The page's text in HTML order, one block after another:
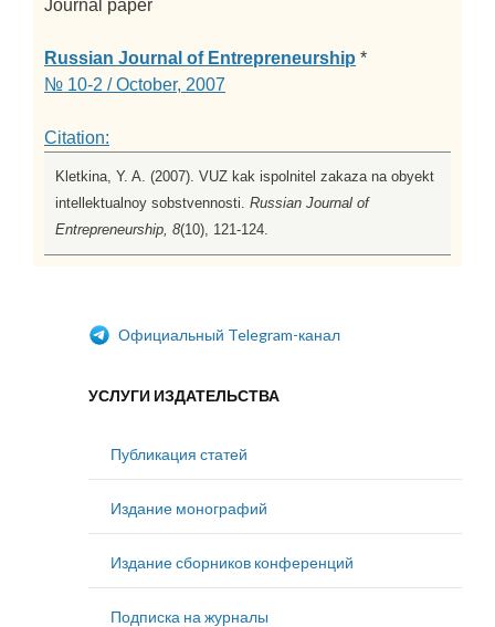
Journal paper
Russian Journal of Entrepreneurship *
№ 10-2 / October, 2007
Citation:
Kletkina, Y. A. (2007). VUZ kak ispolnitel zakaza na obyekt
intellektualnoy sobstvennosti. Russian Journal of
Entrepreneurship, 8(10), 121-124.
Официальный Telegram-канал
УСЛУГИ ИЗДАТЕЛЬСТВА
Публикация статей
Издание монографий
Издание сборников конференций
Подписка на журналы